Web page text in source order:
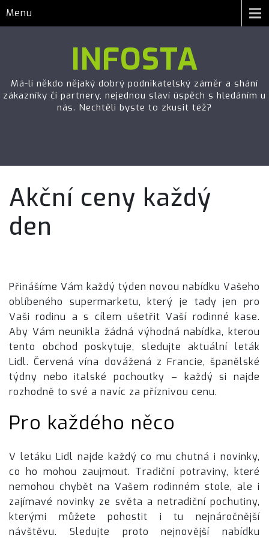
Menu
INFOSTA
Má-li někdo nějaký dobrý podnikatelský záměr a shání
zákazníky či partnery, nejednou slaví úspěch s hledáním u
nás. Nechtěli byste to zkusit též?
Akční ceny každý
den
Přinášíme Vám každý týden novou nabídku Vašeho
oblíbeného supermarketu, který je tady jen pro
Vaši rodinu a s cílem ušetřit Vaší rodinné kase.
Aby Vám neunikla žádná výhodná nabídka, kterou
tento obchod poskytuje, sledujte aktuální leták
Lidl. Červená vína dovážená z Francie, španělské
týdny nebo italské pochoutky – každý si najde
rozhodně to své a navíc za příznivou cenu.
Pro každého něco
V letáku Lidl najde každý co mu chutná i novinky,
co ho mohou zaujmout. Tradiční potraviny, které
nemohou chybět na Vašem rodinném stole, ale i
zajímavé novinky ze světa a netradiční pochutiny,
kterými můžete pohostit i tu nejnáročnější
návštěvu. Sledujte proto nejnovější nabídku